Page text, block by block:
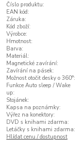
Číslo produktu:
EAN kód:
Záruka:
Kód zboží:
Výrobce:
Hmotnost:
Barva:
Materiál:
Magnetické zavírání:
Zavírání na pásek:
Možnost otočit desky o 360°:
Funkce Auto sleep / Wake
up:
Stojánek:
Kapsa na poznámky:
Výřez na konektory:
DVD s knihami zdarma:
Letáčky s knihami zdarma:
Hlídat cenu / dostupnost